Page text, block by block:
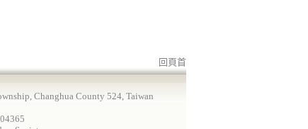
回頁首
Changhua County 524, Taiwan